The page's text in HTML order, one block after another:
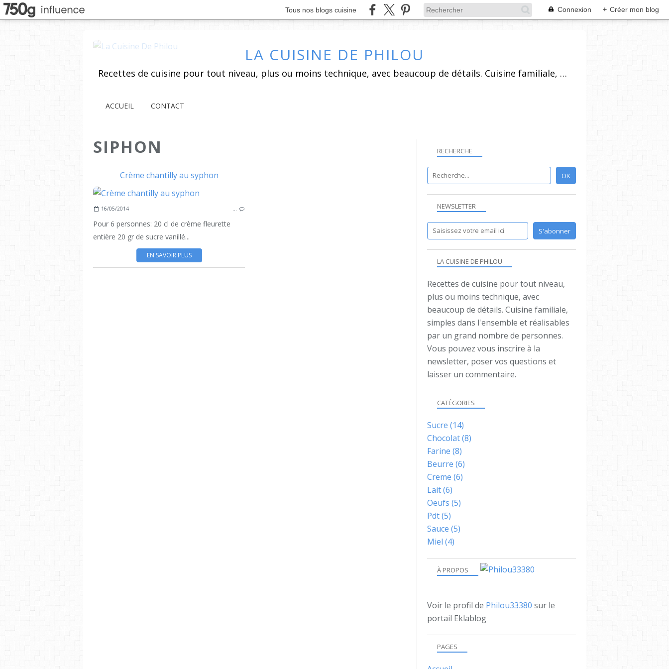
Tous nos blogs cuisine Connexion + Créer mon blog
LA CUISINE DE PHILOU
Recettes de cuisine pour tout niveau, plus ou moins technique, avec beaucoup de détails. Cuisine familiale, simples dans l'ensemble et réalisables par un grand nombre de personnes. Vous pouvez vous inscrire à la newsletter, poser vos questions et laisser un commentaire.
ACCUEIL CONTACT
SIPHON
Crème chantilly au syphon
16/05/2014 …
Pour 6 personnes: 20 cl de crème fleurette
entière 20 gr de sucre vanillé...
EN SAVOIR PLUS
NEWSLETTER
RECHERCHE
LA CUISINE DE PHILOU
Recettes de cuisine pour tout niveau,
plus ou moins technique, avec
beaucoup de détails. Cuisine familiale,
simples dans l'ensemble et réalisables
par un grand nombre de personnes.
Vous pouvez vous inscrire à la
newsletter, poser vos questions et
laisser un commentaire.
À PROPOS
Voir le profil de Philou33380 sur le
portail Eklablog
PAGES
CATÉGORIES
Sucre (14)
Chocolat(8)
Farine (8)
Beurre (6)
Creme (6)
Lait(6)
Oeufs (5)
Pdt(5)
Sauce (5)
Miel (4)